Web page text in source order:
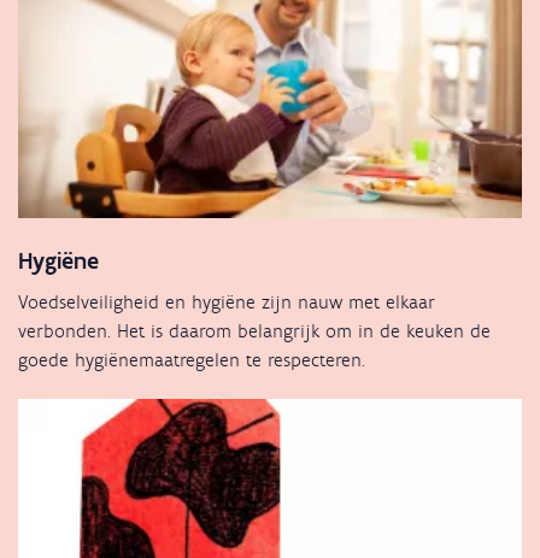
Hygiëne
Voedselveiligheid en hygiëne zijn nauw met elkaar
verbonden. Het is daarom belangrijk om in de keuken de
goede hygiënemaatregelen te respecteren.